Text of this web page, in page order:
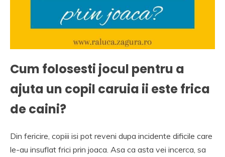
Cum folosesti jocul pentru a
ajuta un copil caruia ii este frica
de caini?
Din fericire, copiii isi pot reveni dupa incidente dificile care
le-au insuflat frici prin joaca. Asa ca asta vei incerca, sa